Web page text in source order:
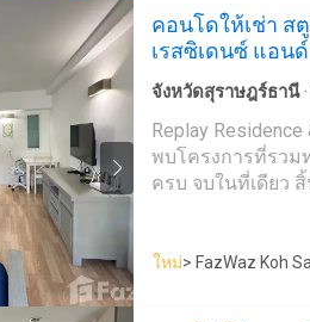
ทีวี มาให้ด้วย การ
โดยแบ่งเป็น พื้นที่ค
และระเบียงสิ่งอำ
พร้อมสนามเทนนิ
พร้อมอุปกรณ์ครบค
ชี่สนามเด็กเล่นร้า
ส่วนตัวจากโครงก
CCTVสระว่ายน้ำ
ทาง โครงการ
199 หมู่ 1 หาดบา
ตัว: สามารถเริ่มต้
แม่น้ำ โดยให้ขับร
หมายเลข 4169 ด้ว
เลี้ยวซ้ายไปอีก
ทางด้านขวามือข
ให้กับผู้พักอาศัยกับ
2015, Best Resort
Best
ของเรา ด้วยราคา
โครงการและราย
รักษ์ หมู่ 4 ตำบลบ่อ
สุราษฎร์ธานี ถูกพั
ประมาณ 14.5 ไร่
จำนวน 15 ห้อง วิล
จำนวน 20 ยูนิต ป
คอนโดให้เช่า ส
เรสซิเดนซ์ แอน
จังหวัดสุราษฎร์ธานี ·
ห้องครัวพร้อมอุปกร
ห้องทำงาน·ห้องบริก
วิดีโอ ·ที่จอดรถ·พื้น
Replay
พบโครงการที่รวม
ครบ จบในที่เดียว
คอนโดมิเนียมแล
พักผ่อนของชายฝั่ง
โด คุณสามารถเพ
ใหม่> FazWaz Koh